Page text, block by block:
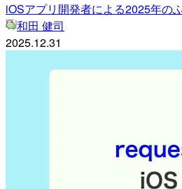
iOSアプリ開発者による2025年の
和田 健司
2025.12.31